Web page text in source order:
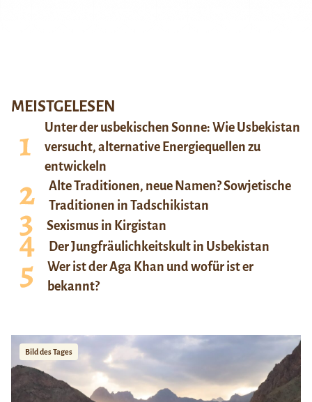
MEISTGELESEN
Unter der usbekischen Sonne: Wie Usbekistan
versucht, alternative Energiequellen zu
entwickeln
Alte Traditionen, neue Namen? Sowjetische
Traditionen in Tadschikistan
Sexismus in Kirgistan
Der Jungfräulichkeitskult in Usbekistan
Wer ist der Aga Khan und wofür ist er
bekannt?
Bild des Tages